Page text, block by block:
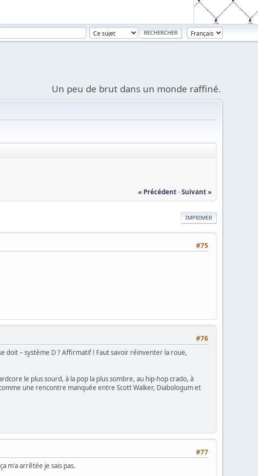
Un peu de brut dans un monde raffiné.
« Précédent-Suivant »
IMPRIMER
#75
#76
doit – système D ? Affirmatif ! Faut savoir réinventer la roue,
le plus sourd, à la pop la plus sombre, au hip-hop crado, à
une rencontre manquée entre Scott Walker, Diabologum et
#77
m'a arrêtée je sais pas.